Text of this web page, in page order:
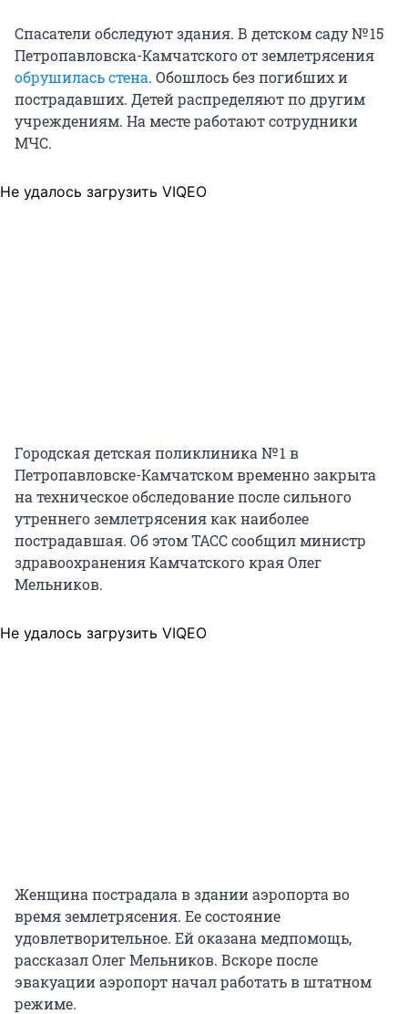
Спасатели обследуют здания. В детском саду № 15
Петропавловска-Камчатского от землетрясения
обрушилась стена. Обошлось без погибших и
пострадавших. Детей распределяют по другим
учреждениям. На месте работают сотрудники
МЧС.
Не удалось загрузить VIQEO
Городская детская поликлиника № 1 в
Петропавловске-Камчатском временно закрыта
на техническое обследование после сильного
утреннего землетрясения как наиболее
пострадавшая. Об этом ТАСС сообщил министр
здравоохранения Камчатского края Олег
Мельников.
Не удалось загрузить VIQEO
Женщина пострадала в здании аэропорта во
время землетрясения. Ее состояние
удовлетворительное. Ей оказана медпомощь,
рассказал Олег Мельников. Вскоре после
эвакуации аэропорт начал работать в штатном
режиме.